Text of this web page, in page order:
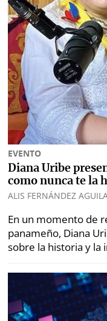
EVENTO
Diana Uribe
como nunca te la
ALIS FERNÁNDEZ
En un momento de
panameño, Diana
sobre la historia y la